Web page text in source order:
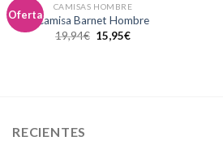
Oferta
a la
CAMISAS HOMBRE
Camisa Barnet Hombre
19,94€ 15,95€
RECIENTES